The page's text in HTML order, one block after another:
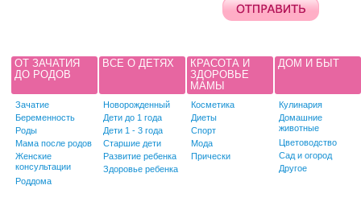
ОТ ЗАЧАТИЯ
ДО РОДОВ
Зачатие
Беременность
Роды
Мама после родов
Женские
консультации
Роддома
ВСЕ О ДЕТЯХ
Новорожденный
Дети до 1 года
Дети 1 - 3 года
Старшие дети
Развитие ребенка
Здоровье ребенка
КРАСОТА И
ЗДОРОВЬЕ
МАМЫ
Косметика
Диеты
Спорт
Мода
Прически
ДОМ И БЫТ
Кулинария
Домашние
животные
Цветоводство
Сад и огород
Другое